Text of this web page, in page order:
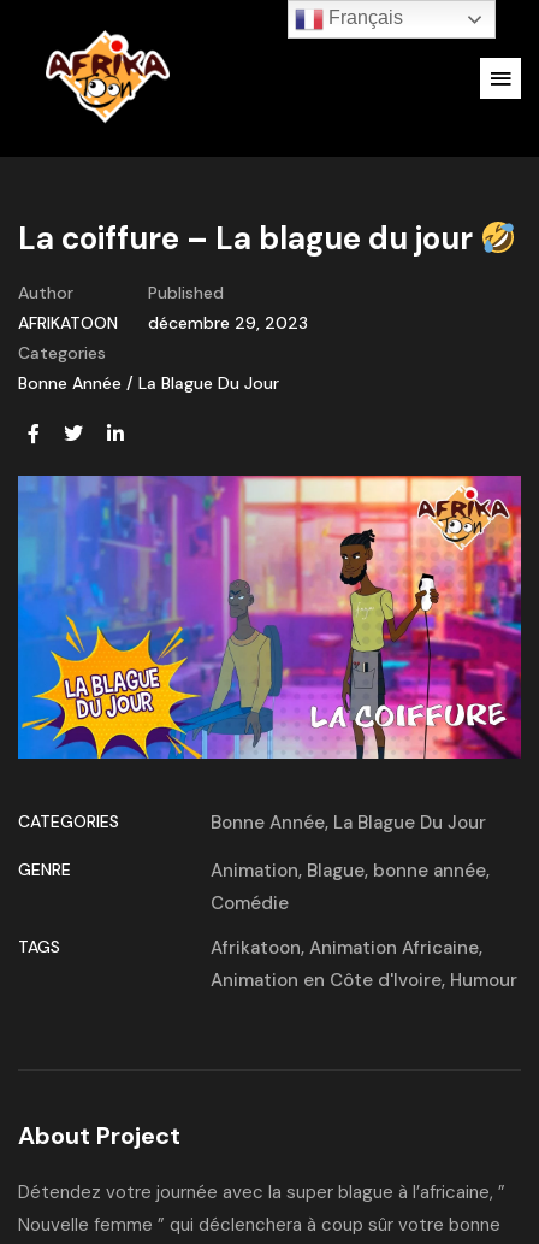
La coiffure – La blague du jour
Author
AFRIKATOON
Published
décembre 29, 2023
Categories
Bonne Année / La Blague Du Jour
CATEGORIES Bonne Année, La Blague Du Jour
GENRE Animation, Blague, bonne année,
Comédie
TAGS Afrikatoon, Animation Africaine,
Animation en Côte d'Ivoire, Humour
About Project
Détendez votre journée avec la super blague à l’africaine, ”
Nouvelle femme ” qui déclenchera à coup sûr votre bonne
Français